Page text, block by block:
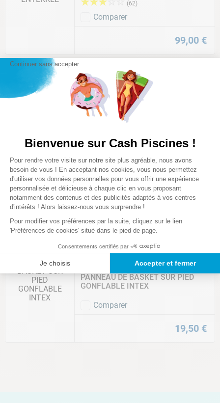
(62)
Comparer
99,00 €
TOBOGGAN GONFLABLE BESTWAY
POUR PISCINE ENTERRÉE
★★★☆ ☆ (3)
Comparer
59, 90
INTEX
JEU DE VOLLEY GONFLABLE INTEX
- BALLON INCLUS
★★★★★ 16
Comparer
PANNEAU DE BASKET SUR PIED
GONFLABLE INTEX
Comparer
19,50 €
Continuer sans accepter
Bienvenue sur Cash Piscines !
Plateforme de Gestion du
Pour rendre votre visite sur notre site plus agréable, nous avons
besoin de vous ! En acceptant nos cookies, vous nous permettez
d'utiliser vos données personnelles pour vous offrir une expérience
personnalisée et délicieuse à chaque clic en vous proposant
notamment des contenus et des publicités adaptés à vos centres
d'intérêts ! Alors laissez-nous vous surprendre !
Pour modifier vos préférences par la suite, cliquez sur le lien
'Préférences de cookies' situé dans le pied de page.
Consentements certifiés par
Je choisis Accepter et fermer
Axeptio consent